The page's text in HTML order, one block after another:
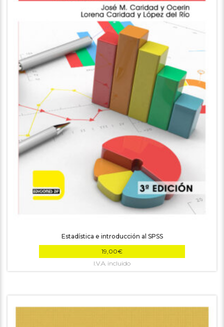
Estadística e introducción al SPSS
19,00€